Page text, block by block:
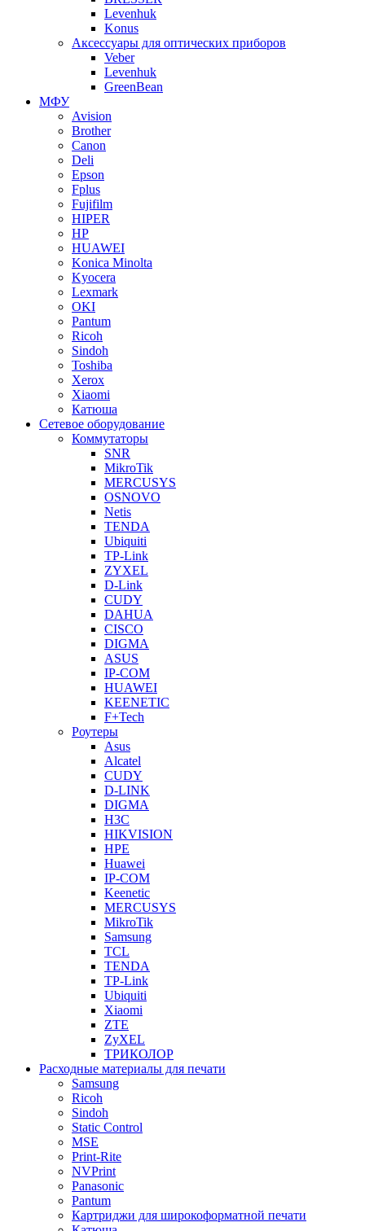
Levenhuk
Konus
Аксессуары для оптических приборов
Veber
Levenhuk
GreenBean
МФУ
Avision
Brother
Canon
Deli
Epson
Fplus
Fujifilm
HIPER
HP
HUAWEI
Konica Minolta
Kyocera
Lexmark
OKI
Pantum
Ricoh
Sindoh
Toshiba
Xerox
Xiaomi
Катюша
Сетевое оборудование
Коммутаторы
SNR
MikroTik
MERCUSYS
OSNOVO
Netis
TENDA
Ubiquiti
TP-Link
ZYXEL
D-Link
CUDY
DAHUA
CISCO
DIGMA
ASUS
IP-COM
HUAWEI
KEENETIC
F+Tech
Роутеры
Asus
Alcatel
CUDY
D-LINK
DIGMA
H3C
HIKVISION
HPE
Huawei
IP-COM
Keenetic
MERCUSYS
MikroTik
Samsung
TCL
TENDA
TP-Link
Ubiquiti
Xiaomi
ZTE
ZyXEL
ТРИКОЛОР
Расходные материалы для печати
Samsung
Ricoh
Sindoh
Static Control
MSE
Print-Rite
NVPrint
Panasonic
Pantum
Картриджи для широкоформатной печати